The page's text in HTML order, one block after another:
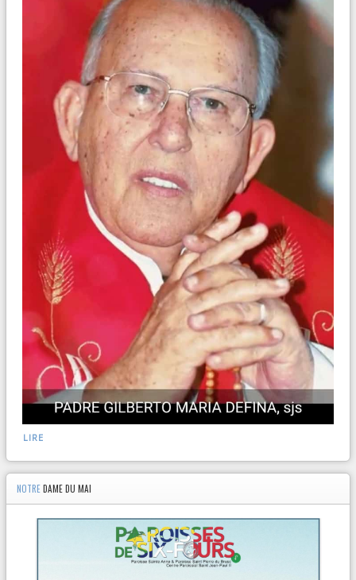
LIRE
NOTREDAME DU MAI